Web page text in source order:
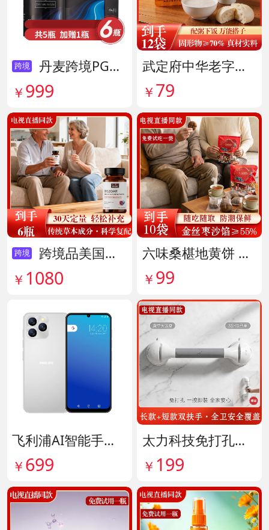
跨境
丹麦跨境PG结节消复合片 货号138605
￥ 999
武定府中华老字号酱香八宝菜超值组 货号142007
￥ 79
跨境
跨境品美国拜滋牛黄安神宝 货号141775
￥ 1080
六味桑椹地黄饼 货号142090
￥ 99
飞利浦AI智能手机 货号141882
￥ 699
太力科技免打孔多功能安全扶手 货号142101
￥ 199